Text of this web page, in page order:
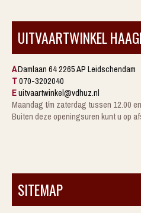
UITVAARTWINKEL
ADamlaan 64 2265 AP Leidschendam
T070-3202040
Euitvaartwinkel@vdhuz.nl
Maandag t/m zaterdag tussen 12.00
Buiten deze openingsuren kunt u op
SITEMAP